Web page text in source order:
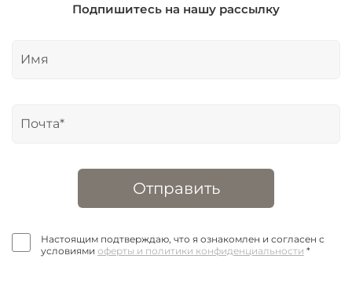
Подпишитесь на нашу рассылку
Отправить
Настоящим подтверждаю, что я ознакомлен и согласен с
условиями оферты и политики конфиденциальности *